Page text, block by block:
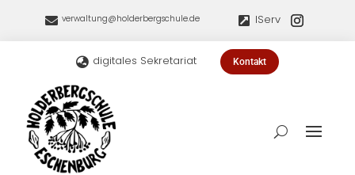
 verwaltung@holderbergschule.de  IServ
 digitales Sekretariat Kontakt